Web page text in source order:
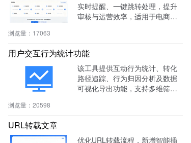
实时提醒、一键跳转处理，提升
审核与运营效率，适用于电商、
浏览量： 17063
用户交互行为统计功能
该工具提供互动行为统计、转化
路径追踪、行为归因分析及数据
可视化导出功能，支持多维筛选
浏览量： 20598
URL转载文章
优化URL转载流程，新增智能插